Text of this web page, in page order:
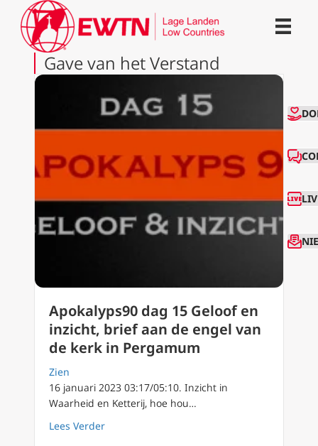
Gave van het Verstand
Apokalyps90 dag 15 Geloof en
inzicht, brief aan de engel van
de kerk in Pergamum
Zien
16 januari 2023 03:17/05:10. Inzicht in
Waarheid en Ketterij, hoe hou…
Lees Verderabout Apokalyps90 dag 15 Geloof en